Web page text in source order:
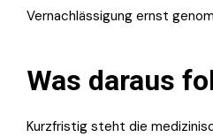
Vernachlässigung ernst
Was daraus
Kurzfristig steht die